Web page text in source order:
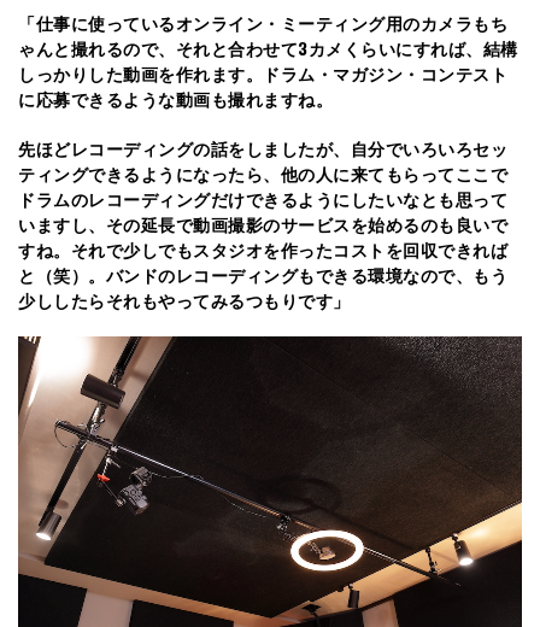
「仕事に使っているオンライン・ミーティング用のカメラもち
ゃんと撮れるので、それと合わせて3カメくらいにすれば、結構
しっかりした動画を作れます。ドラム・マガジン・コンテスト
に応募できるような動画も撮れますね。
先ほどレコーディングの話をしましたが、自分でいろいろセッ
ティングできるようになったら、他の人に来てもらってここで
ドラムのレコーディングだけできるようにしたいなとも思って
いますし、その延長で動画撮影のサービスを始めるのも良いで
すね。それで少しでもスタジオを作ったコストを回収できれば
と（笑）。バンドのレコーディングもできる環境なので、もう
少ししたらそれもやってみるつもりです」